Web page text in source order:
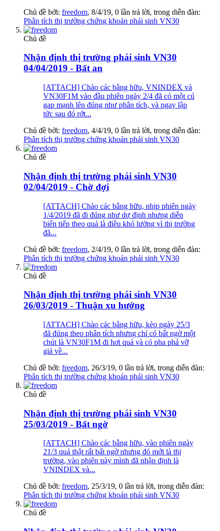
Chủ đề bởi: freedom, 8/4/19, 0 lần trả lời, trong diễn đàn:
Phân tích thị trường chứng khoán phái sinh VN30
Chủ đề
Nhận định thị trường phái sinh VN30
04/04/2019 - Bất an
[ATTACH] Chào các bằng hữu, VNINDEX và
VN30F1M vào đầu phiên ngày 2/4 đã có một cú
gap mạnh lên đúng như phân tích, và ngay lập
tức sau đó rớt...
Chủ đề bởi: freedom, 4/4/19, 0 lần trả lời, trong diễn đàn:
Phân tích thị trường chứng khoán phái sinh VN30
Chủ đề
Nhận định thị trường phái sinh VN30
02/04/2019 - Chờ đợi
[ATTACH] Chào các bằng hữu, nhịp phiên ngày
1/4/2019 đã đi đúng như dự định nhưng diễn
biến tiếp theo quả là điều khó lường vì thị trường
đã...
Chủ đề bởi: freedom, 2/4/19, 0 lần trả lời, trong diễn đàn:
Phân tích thị trường chứng khoán phái sinh VN30
Chủ đề
Nhận định thị trường phái sinh VN30
26/03/2019 - Thuận xu hướng
[ATTACH] Chào các bằng hữu, kèo ngày 25/3
đã đúng theo phân tích nhưng chỉ có bất ngờ một
chút là VN30F1M đi hơi quá và có pha phá vỡ
giả về...
Chủ đề bởi: freedom, 26/3/19, 0 lần trả lời, trong diễn đàn:
Phân tích thị trường chứng khoán phái sinh VN30
Chủ đề
Nhận định thị trường phái sinh VN30
25/03/2019 - Bất ngờ
[ATTACH] Chào các bằng hữu, vào phiên ngày
21/3 quả thật rất bất ngờ nhưng đó mới là thị
trường, vào phiên này mình đã nhận định là
VNINDEX và...
Chủ đề bởi: freedom, 25/3/19, 0 lần trả lời, trong diễn đàn:
Phân tích thị trường chứng khoán phái sinh VN30
Chủ đề